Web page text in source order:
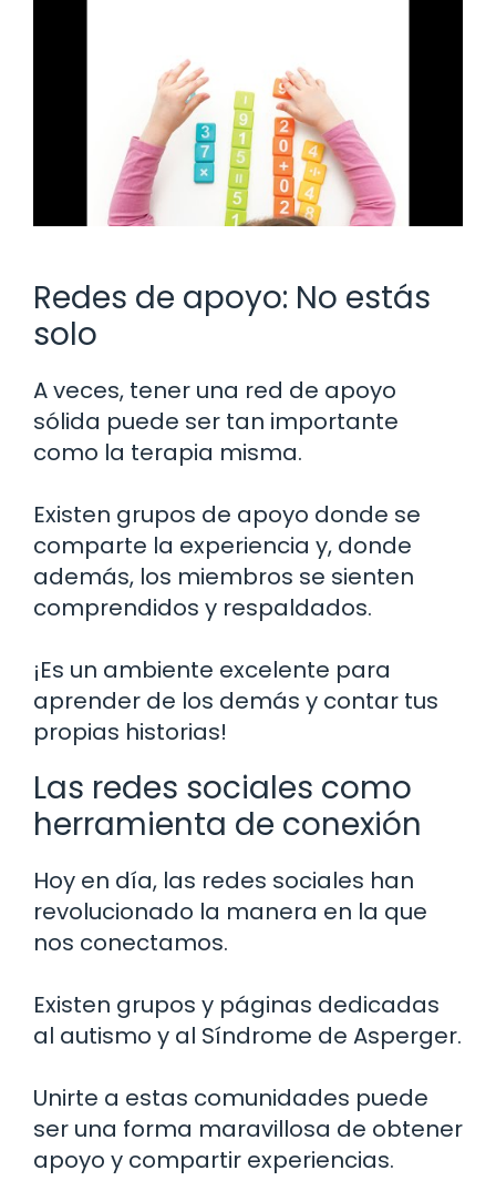
Redes de apoyo: No estás
solo
A veces, tener una red de apoyo
sólida puede ser tan importante
como la terapia misma.
Existen grupos de apoyo donde se
comparte la experiencia y, donde
además, los miembros se sienten
comprendidos y respaldados.
¡Es un ambiente excelente para
aprender de los demás y contar tus
propias historias!
Las redes sociales como
herramienta de conexión
Hoy en día, las redes sociales han
revolucionado la manera en la que
nos conectamos.
Existen grupos y páginas dedicadas
al autismo y al Síndrome de Asperger.
Unirte a estas comunidades puede
ser una forma maravillosa de obtener
apoyo y compartir experiencias.